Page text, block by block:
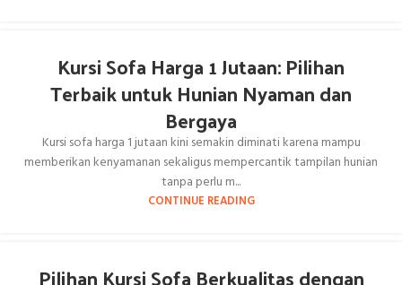
Kursi Sofa Harga 1 Jutaan: Pilihan
Terbaik untuk Hunian Nyaman dan
Bergaya
Kursi sofa harga 1 jutaan kini semakin diminati karena mampu
memberikan kenyamanan sekaligus mempercantik tampilan hunian
tanpa perlu m...
CONTINUE READING
Pilihan Kursi Sofa Berkualitas dengan